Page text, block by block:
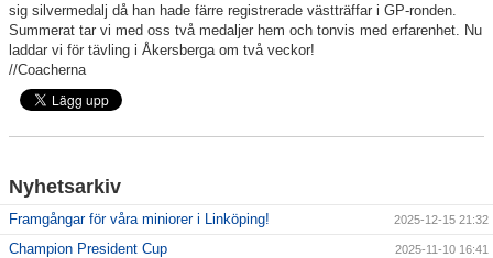
sig silvermedalj då han hade färre registrerade västträffar i GP-ronden.
Summerat tar vi med oss två medaljer hem och tonvis med erfarenhet. Nu
laddar vi för tävling i Åkersberga om två veckor!
//Coacherna
Nyhetsarkiv
Framgångar för våra miniorer i Linköping! 2025-12-15 21:32
Champion President Cup 2025-11-10 16:41